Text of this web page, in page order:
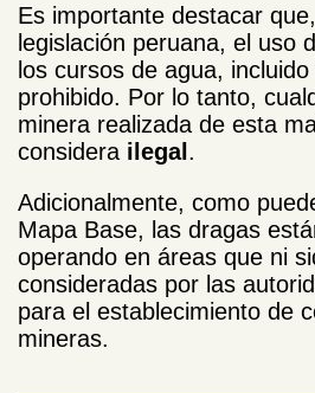
Es importante destacar
legislación peruana, el uso
los cursos de agua,
prohibido. Por lo tanto,
minera realizada de esta
considera ilegal .
Adicionalmente, como
Mapa Base, las dragas
operando en áreas que ni
consideradas por las
para el establecimiento de
mineras.